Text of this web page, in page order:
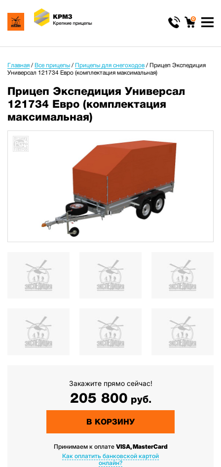
0
Главная / Все прицепы / Прицепы для снегоходов / Прицеп Экспедиция
Универсал 121734 Евро (комплектация максимальная)
Прицеп Экспедиция Универсал
121734 Евро (комплектация
максимальная)
Закажите прямо сейчас!
205 800 руб.
В КОРЗИНУ
Принимаем к оплате VISA, MasterCard
Как оплатить банковской картой
онлайн?